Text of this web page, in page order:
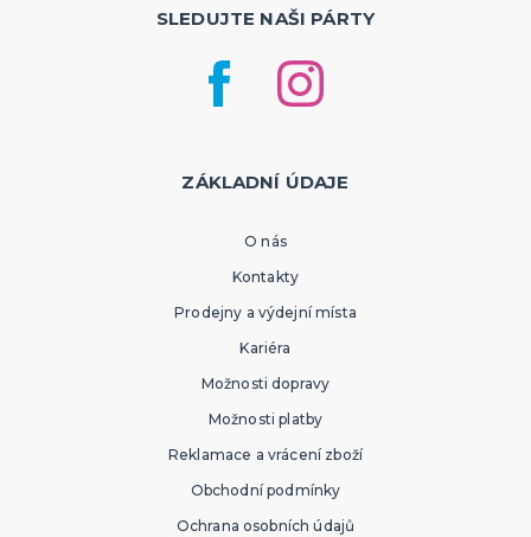
SLEDUJTE NAŠI PÁRTY
ZÁKLADNÍ ÚDAJE
O nás
Kontakty
Prodejny a výdejní místa
Kariéra
Možnosti dopravy
Možnosti platby
Reklamace a vrácení zboží
Obchodní podmínky
Ochrana osobních údajů